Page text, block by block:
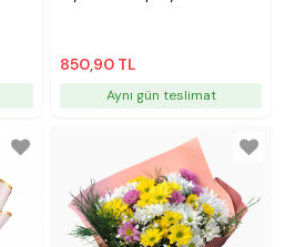
850,90 TL
Aynı gün teslimat